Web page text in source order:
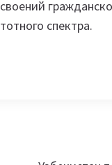
спектра.